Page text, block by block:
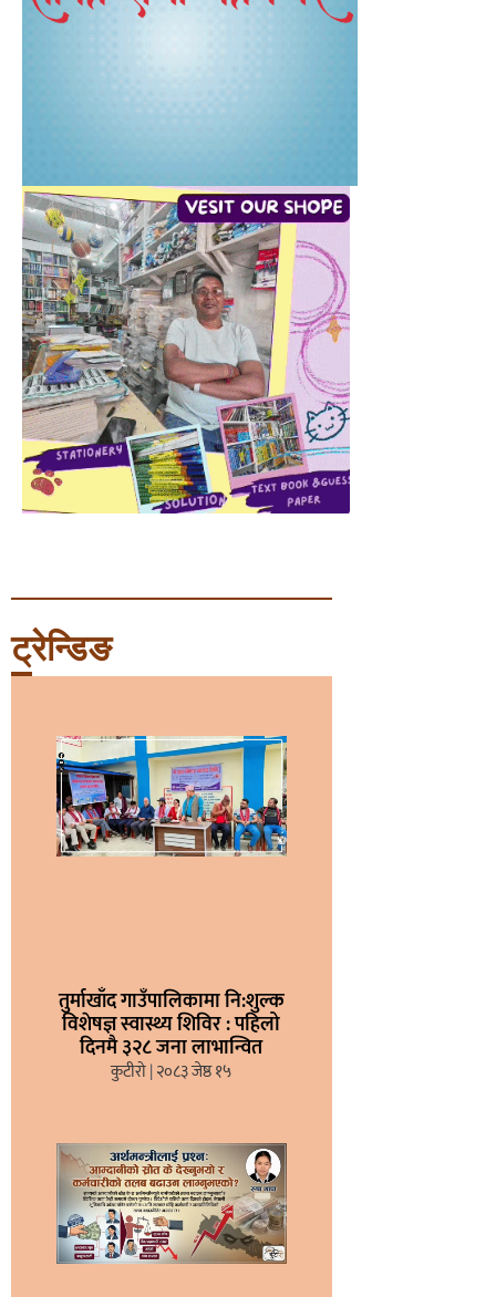
ट्रेन्डिङ
तुर्माखाँद गाउँपालिकामा नि:शुल्क
विशेषज्ञ स्वास्थ्य शिविर : पहिलो
दिनमै ३२८ जना लाभान्वित
कुटीरो २०८३ जेष्ठ १५